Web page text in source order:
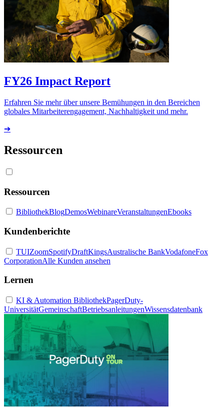
FY26 Impact Report
Erfahren Sie mehr über unsere Bemühungen in den Bereichen
globales Mitarbeiterengagement, Nachhaltigkeit und mehr.
➔
Ressourcen
Ressourcen
BibliothekBlogDemosWebinareVeranstaltungenEbooks
Kundenberichte
TUIZoomSpotifyDraftKingsAustralische BankVodafoneFox
CorporationAlle Kunden ansehen
Lernen
KI & Automation BibliothekPagerDuty-
UniversitätGemeinschaftBetriebsanleitungenWissensdatenbank